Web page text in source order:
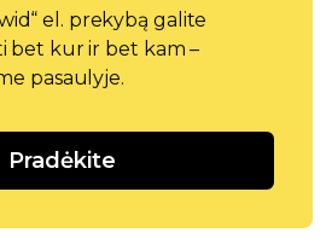
el. prekybą galite
bet kur ir bet kam –
pasaulyje.
Pradėkite